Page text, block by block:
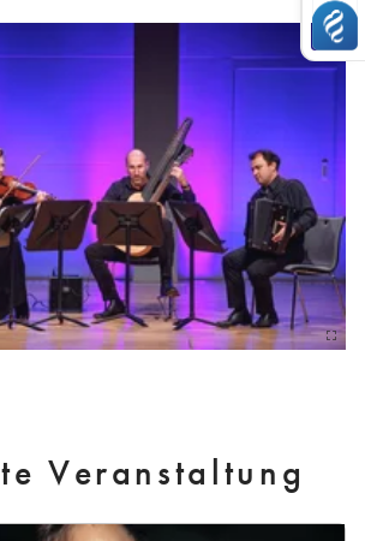
Veranstaltung